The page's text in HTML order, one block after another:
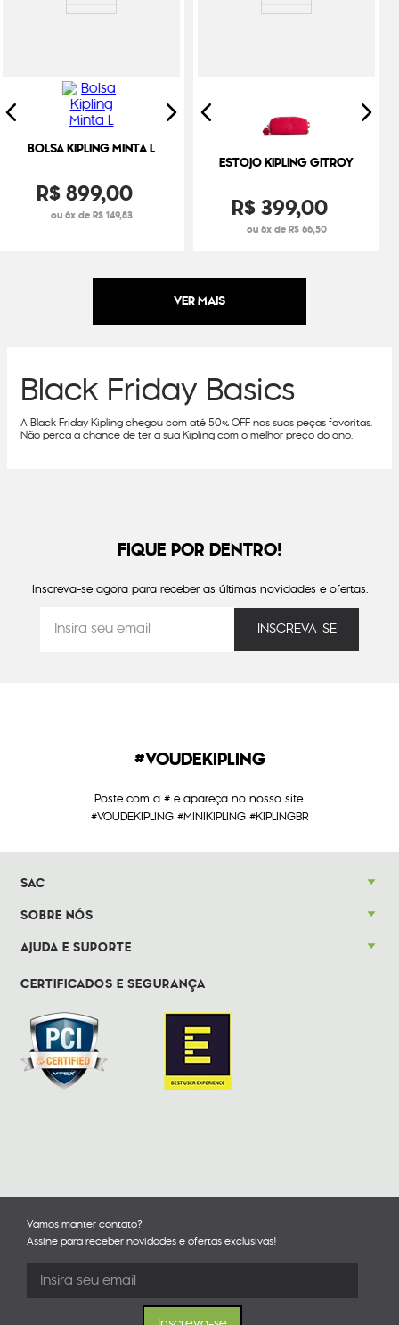
BOLSA KIPLING MINTA L
R$899,00
ou 6x de R$ 149,83
ESTOJO KIPLING GITROY
R$399,00
ou 6x de R$ 66,50
Black Friday Basics
A Black Friday Kipling chegou com até 50% OFF nas suas peças favoritas.
Não perca a chance de ter a sua Kipling com o melhor preço do ano.
FIQUE POR DENTRO!
Inscreva-se agora para receber as últimas novidades e ofertas.
#VOUDEKIPLING
Poste com a # e apareça no nosso site.
#VOUDEKIPLING #MINIKIPLING #KIPLINGBR
SAC
SOBRE NÓS
AJUDA E SUPORTE
CERTIFICADOS E SEGURANÇA
Vamos manter contato?
Assine para receber novidades e ofertas exclusivas!